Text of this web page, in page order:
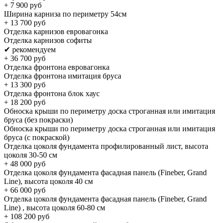
+ 7 900 руб
Ширина карниза по периметру 54см
+ 13 700 руб
Отделка карнизов евровагонка
Отделка карнизов софиты
✔ рекомендуем
+ 36 700 руб
Отделка фронтона евровагонка
Отделка фронтона имитация бруса
+ 13 300 руб
Отделка фронтона блок хаус
+ 18 200 руб
Обноска крыши по периметру доска строганная или имитация
бруса (без покраски)
Обноска крыши по периметру доска строганная или имитация
бруса (с покраской)
Отделка цоколя фундамента профилированный лист, высота
цоколя 30-50 см
+ 48 000 руб
Отделка цоколя фундамента фасадная панель (Fineber, Grand
Line), высота цоколя 40 см
+ 66 000 руб
Отделка цоколя фундамента фасадная панель (Fineber, Grand
Line) , высота цоколя 60-80 см
+ 108 200 руб